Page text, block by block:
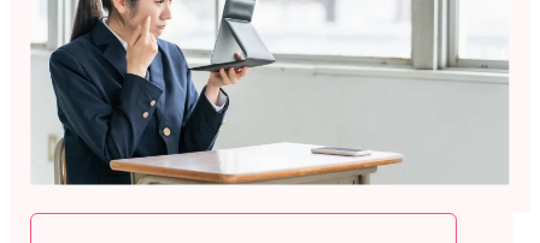
いびき治療
医療ダイエット
医療ハイフ